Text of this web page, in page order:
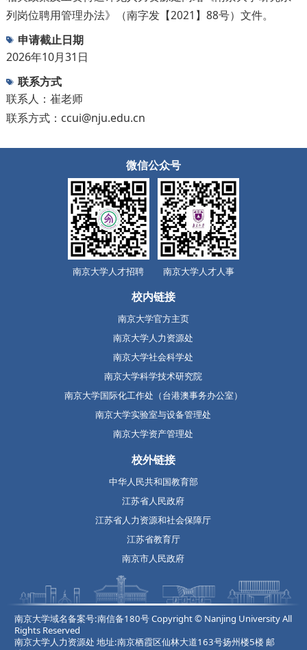
列岗位聘用管理办法》（南字发【2021】88号）文件。
申请截止日期
2026年10月31日
联系方式
联系人：崔老师
联系方式：ccui@nju.edu.cn
微信公众号
南京大学人才招聘 南京大学人才人事
校内链接
南京大学官方主页
南京大学人力资源处
南京大学社会科学处
南京大学科学技术研究院
南京大学国际化工作处（台港澳事务办公室）
南京大学实验室与设备管理处
南京大学资产管理处
校外链接
中华人民共和国教育部
江苏省人民政府
江苏省人力资源和社会保障厅
江苏省教育厅
南京市人民政府
南京大学域名备案号:南信备180号 Copyright © Nanjing University All
Rights Reserved
南京大学人力资源处 地址:南京栖霞区仙林大道163号扬州楼5楼 邮